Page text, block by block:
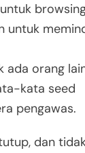
untuk
ada orang
kata seed
pengawas.
dan